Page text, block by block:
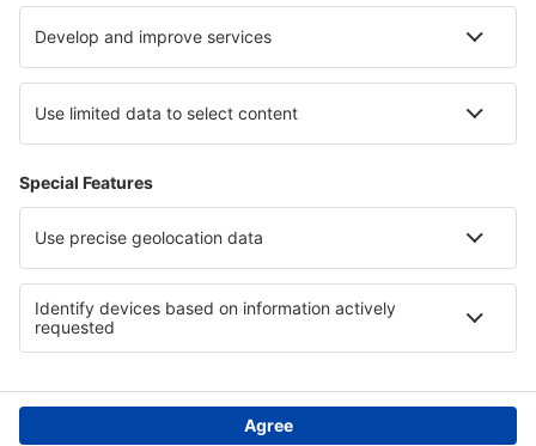
Hotely in Coastal California
Hotely in Oaxaca